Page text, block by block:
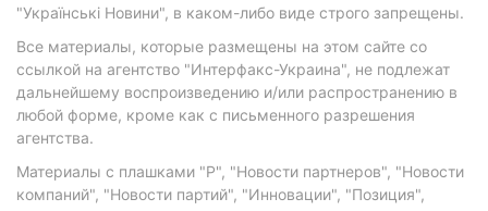
"Українські Новини", в каком-либо виде строго запрещены.
Все материалы, которые размещены на этом сайте со
ссылкой на агентство "Интерфакс-Украина", не подлежат
дальнейшему воспроизведению и/или распространению в
любой форме, кроме как с письменного разрешения
агентства.
Материалы с плашками "Р", "Новости партнеров", "Новости
компаний", "Новости партий", "Инновации", "Позиция",